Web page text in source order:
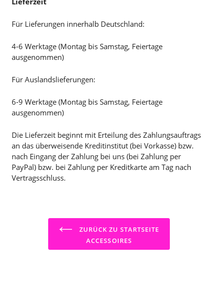
Für Lieferungen innerhalb Deutschland:
4-6 Werktage (Montag bis Samstag, Feiertage
ausgenommen)
Für Auslandslieferungen:
6-9 Werktage (Montag bis Samstag, Feiertage
ausgenommen)
Die Lieferzeit beginnt mit Erteilung des Zahlungsauftrags
an das überweisende Kreditinstitut (bei Vorkasse) bzw.
nach Eingang der Zahlung bei uns (bei Zahlung per
PayPal) bzw. bei Zahlung per Kreditkarte am Tag nach
Vertragsschluss.
ZURÜCK ZU STARTSEITE
ACCESSOIRES